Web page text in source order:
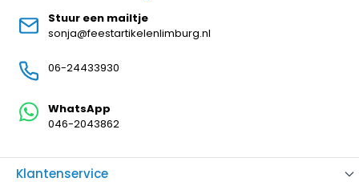
Klantenservice
Stuur een mailtje
sonja@feestartikelenlimburg.nl
06-24433930
WhatsApp
046-2043862